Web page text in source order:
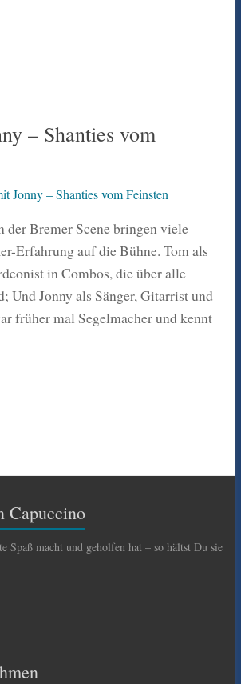
– Shanties vom
der Bremer Scene bringen viele
Erfahrung auf die Bühne. Tom als
in Combos, die über alle
Und Jonny als Sänger, Gitarrist und
früher mal Segelmacher und kennt
Capuccino
Spaß macht und geholfen hat – so hältst Du sie